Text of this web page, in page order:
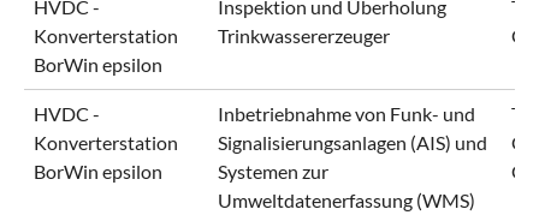
HVDC -
Konverterstation
BorWin epsilon
Inspektion und Überholung
Trinkwassererzeuger
HVDC -
Konverterstation
BorWin epsilon
Inbetriebnahme von Funk- und
Signalisierungsanlagen (AIS) und
Systemen zur
Umweltdatenerfassung (WMS)